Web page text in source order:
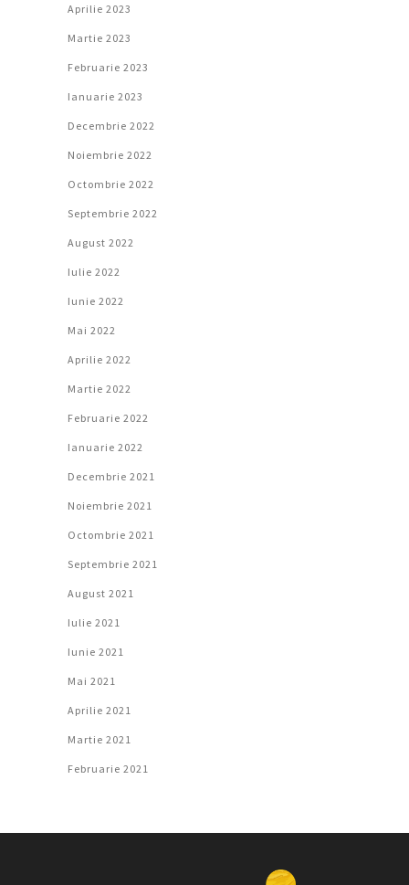
Aprilie 2023
Martie 2023
Februarie 2023
Ianuarie 2023
Decembrie 2022
Noiembrie 2022
Octombrie 2022
Septembrie 2022
August 2022
Iulie 2022
Iunie 2022
Mai 2022
Aprilie 2022
Martie 2022
Februarie 2022
Ianuarie 2022
Decembrie 2021
Noiembrie 2021
Octombrie 2021
Septembrie 2021
August 2021
Iulie 2021
Iunie 2021
Mai 2021
Aprilie 2021
Martie 2021
Februarie 2021